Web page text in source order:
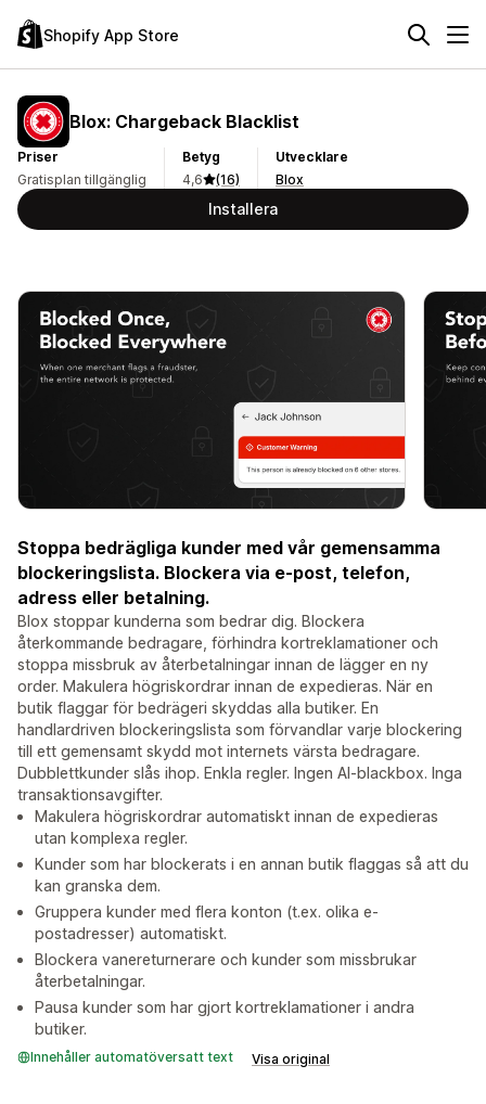
Shopify App Store
Blox: Chargeback Blacklist
Priser
Gratisplan tillgänglig
Betyg
4,6
(16)
Utvecklare
Blox
Installera
Stoppa bedrägliga kunder med vår gemensamma
blockeringslista. Blockera via e-post, telefon,
adress eller betalning.
Blox stoppar kunderna som bedrar dig. Blockera
återkommande bedragare, förhindra kortreklamationer och
stoppa missbruk av återbetalningar innan de lägger en ny
order. Makulera högriskordrar innan de expedieras. När en
butik flaggar för bedrägeri skyddas alla butiker. En
handlardriven blockeringslista som förvandlar varje blockering
till ett gemensamt skydd mot internets värsta bedragare.
Dubblettkunder slås ihop. Enkla regler. Ingen AI-blackbox. Inga
transaktionsavgifter.
Makulera högriskordrar automatiskt innan de expedieras
utan komplexa regler.
Kunder som har blockerats i en annan butik flaggas så att du
kan granska dem.
Gruppera kunder med flera konton (t.ex. olika e-
postadresser) automatiskt.
Blockera vanereturnerare och kunder som missbrukar
återbetalningar.
Pausa kunder som har gjort kortreklamationer i andra
butiker.
Innehåller automatöversatt text Visa original